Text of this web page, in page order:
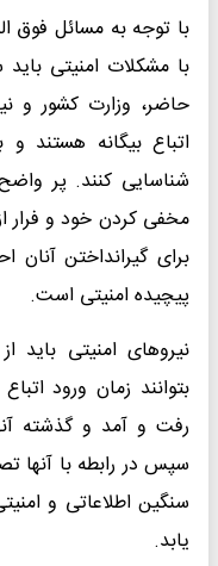
با توجه به مسائل فوق
با مشکلات امنیتی
حاضر، وزارت کشور و
اتباع بیگانه هستند
شناسایی کنند. پر
مخفی کردن خود و فرار
برای گیرانداختن
پیچیده امنیتی است.
نیروهای امنیتی
بتوانند زمان ورود
رفت و آمد و گذشته
سپس در رابطه با آنها
سنگین اطلاعاتی و
یابد.